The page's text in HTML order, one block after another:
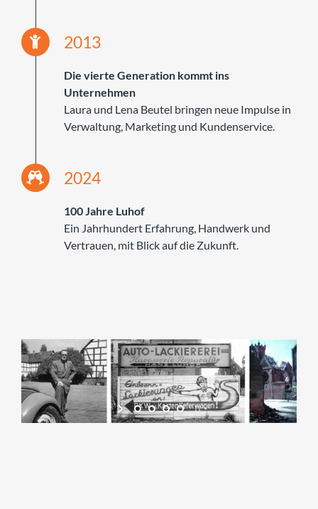
2013
Die vierte Generation kommt ins
Unternehmen
Laura und Lena Beutel bringen neue Impulse in
Verwaltung, Marketing und Kundenservice.
2024
100 Jahre Luhof
Ein Jahrhundert Erfahrung, Handwerk und
Vertrauen, mit Blick auf die Zukunft.